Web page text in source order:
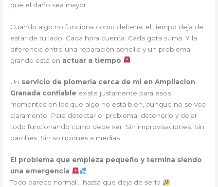
que el daño sea mayor.
Cuando algo no funciona como debería, el tiempo deja de
estar de tu lado. Cada hora cuenta. Cada gota suma. Y la
diferencia entre una reparación sencilla y un problema
grande está en actuar a tiempo
Un servicio de plomería cerca de mi en Ampliacion
Granada confiable existe justamente para esos
momentos en los que algo no está bien, aunque no se vea
claramente. Para detectar el problema, detenerlo y dejar
todo funcionando como debe ser. Sin improvisaciones. Sin
parches. Sin soluciones a medias.
El problema que empieza pequeño y termina siendo
una emergencia
Todo parece normal… hasta que deja de serlo